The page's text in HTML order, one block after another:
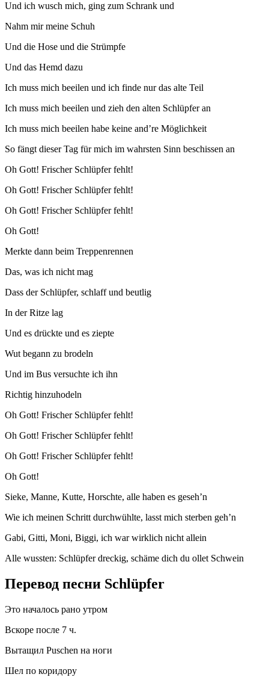
Und ich wusch mich, ging zum Schrank und
Nahm mir meine Schuh
Und die Hose und die Strümpfe
Und das Hemd dazu
Ich muss mich beeilen und ich finde nur das alte Teil
Ich muss mich beeilen und zieh den alten Schlüpfer an
Ich muss mich beeilen habe keine and’re Möglichkeit
So fängt dieser Tag für mich im wahrsten Sinn beschissen an
Oh Gott! Frischer Schlüpfer fehlt!
Oh Gott! Frischer Schlüpfer fehlt!
Oh Gott! Frischer Schlüpfer fehlt!
Oh Gott!
Merkte dann beim Treppenrennen
Das, was ich nicht mag
Dass der Schlüpfer, schlaff und beutlig
In der Ritze lag
Und es drückte und es ziepte
Wut begann zu brodeln
Und im Bus versuchte ich ihn
Richtig hinzuhodeln
Oh Gott! Frischer Schlüpfer fehlt!
Oh Gott! Frischer Schlüpfer fehlt!
Oh Gott! Frischer Schlüpfer fehlt!
Oh Gott!
Sieke, Manne, Kutte, Horschte, alle haben es geseh’n
Wie ich meinen Schritt durchwühlte, lasst mich sterben geh’n
Gabi, Gitti, Moni, Biggi, ich war wirklich nicht allein
Alle wussten: Schlüpfer dreckig, schäme dich du ollet Schwein
Перевод песни Schlüpfer
Это началось рано утром
Вскоре после 7 ч.
Вытащил Puschen на ноги
Шел по коридору